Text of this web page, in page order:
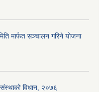
मार्फत सञ्चालन गरिने योजना
संस्थाको विधान, २०७६